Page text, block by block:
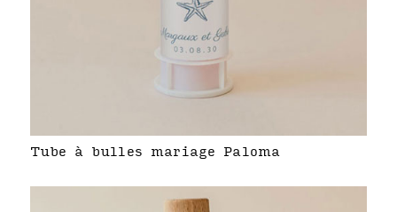
Tube à bulles mariage Paloma